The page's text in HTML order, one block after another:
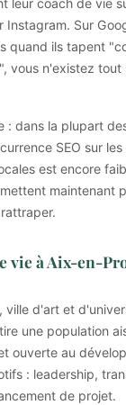
leur coach de vie
Instagram. Sur
quand ils tapent
vous n'existez tout
: dans la plupart
SEO sur
est encore
maintenant
vie à Aix-en-
ville d'art et
une population
ouverte au
: leadership,
de projet.